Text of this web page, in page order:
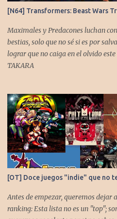
[N64] Transformers: Beast Wars
Maximales y Predacones luchan
bestias, solo que no sé si es por
lograr que no caiga en el olvido
TAKARA
[OT] Doce juegos "indie" que no
Antes de empezar, queremos dejar
ranking: Esta lista no es un "top";